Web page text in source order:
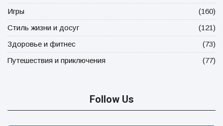
Игры
(160)
Стиль жизни и досуг
(121)
Здоровье и фитнес
(73)
Путешествия и приключения
(77)
Follow Us